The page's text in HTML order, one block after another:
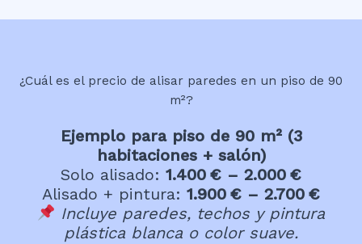
¿Cuál es el precio de alisar paredes en un piso de 90
m²?
Ejemplo para piso de 90 m² (3
habitaciones + salón)
Solo alisado: 1.400 € – 2.000 €
Alisado + pintura: 1.900 € – 2.700 €
Incluye paredes, techos y pintura
plástica blanca o color suave.